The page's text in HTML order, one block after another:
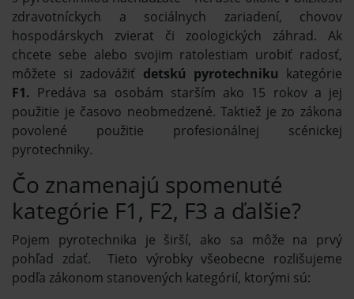
zdravotníckych a sociálnych zariadení, chovov
hospodárskych zvierat či zoologických záhrad. Ak
chcete sebe alebo svojim ratolestiam urobiť radosť,
môžete si zadovážiť detskú pyrotechniku kategórie
F1. Predáva sa osobám starším ako 15 rokov a jej
použitie je časovo neobmedzené. Taktiež je zo zákona
povolené použitie profesionálnej scénickej
pyrotechniky.
Čo znamenajú spomenuté
kategórie F1, F2, F3 a ďalšie?
Pojem pyrotechnika je širší, ako sa môže na prvý
pohľad zdať. Tieto výrobky všeobecne rozlišujeme
podľa zákonom stanovených kategórií, ktorými sú: